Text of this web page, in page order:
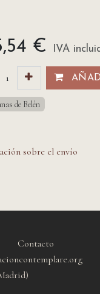
€ IVA
de Belén
sobre el envío
Contacto